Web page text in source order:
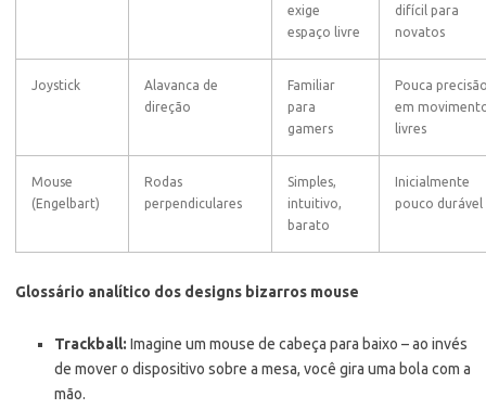
exige
espaço livre
difícil para
novatos
Joystick
Alavanca de
direção
Familiar
para
gamers
Pouca
em
livres
Mouse
(Engelbart)
Rodas
perpendiculares
Simples,
intuitivo,
barato
Inicialmente
pouco durável
Glossário analítico dos designs bizarros mouse
Trackball: Imagine um mouse de cabeça para baixo – ao invés
de mover o dispositivo sobre a mesa, você gira uma bola com a
mão.